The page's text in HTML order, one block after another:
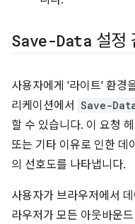
Save-Data 설정
사용자에게 '라이트' 환경
리케이션에서 Save-
할 수 있습니다. 이 요청
또는 기타 이유로 인한 데
의 선호도를 나타냅니다.
사용자가 브라우저에서
라우저가 모든 아웃바운